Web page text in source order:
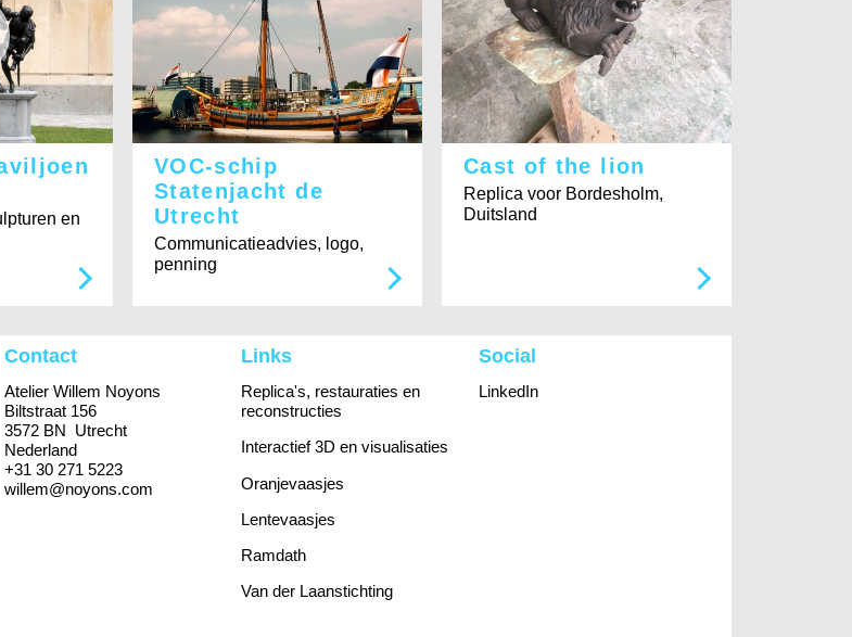
en
VOC-schip
Statenjacht de
Utrecht
Communicatieadvies, logo,
penning
Cast of the lion
Replica voor Bordesholm,
Duitsland
Contact
Atelier Willem Noyons
Biltstraat 156
3572 BN Utrecht
Nederland
+31 30 271 5223
willem@noyons.com
Links
Replica's, restauraties en
reconstructies
Interactief 3D en visualisaties
Oranjevaasjes
Lentevaasjes
Ramdath
Van der Laanstichting
Social
LinkedIn